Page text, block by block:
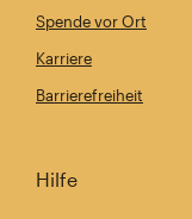
Spende vor Ort
Karriere
Barrierefreiheit
Hilfe